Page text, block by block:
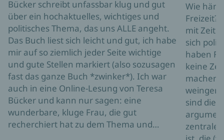
Bücker schreibt unfassbar klug und gut
über ein hochaktuelles, wichtiges und
politisches Thema, das uns ALLE angeht.
Das Buch liest sich leicht und gut, ich habe
mir auf so ziemlich jeder Seite wichtige
und gute Stellen markiert (also sozusagen
fast das ganze Buch *zwinker*). Ich war
auch in eine Online-Lesung von Teresa
Bücker und kann nur sagen: eine
wunderbare, kluge Frau, die gut
recherchiert hat zu dem Thema und…
Wie
Freizeit?
mit Zeit
sich
haben
keine
machen
weinger
sind die
zentrale